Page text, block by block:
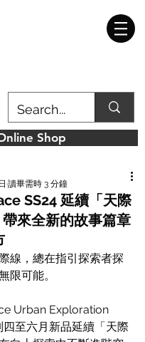
Shop
SS24 延續「天際
來全新的故事篇章
讀畢需時 3 分鐘
線，總在指引探索者探
限可能。
Urban Exploration
四至六月新品延續「天際